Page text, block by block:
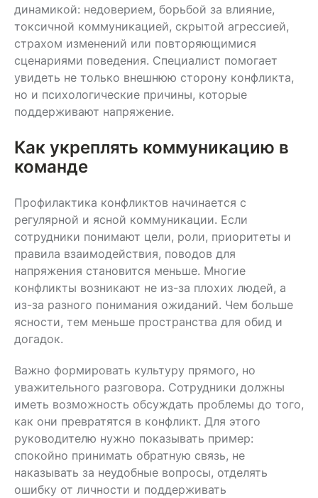
динамикой: недоверием, борьбой за влияние,
токсичной коммуникацией, скрытой агрессией,
страхом изменений или повторяющимися
сценариями поведения. Специалист помогает
увидеть не только внешнюю сторону конфликта,
но и психологические причины, которые
поддерживают напряжение.
Как укреплять коммуникацию в
команде
Профилактика конфликтов начинается с
регулярной и ясной коммуникации. Если
сотрудники понимают цели, роли, приоритеты и
правила взаимодействия, поводов для
напряжения становится меньше. Многие
конфликты возникают не из-за плохих людей, а
из-за разного понимания ожиданий. Чем больше
ясности, тем меньше пространства для обид и
догадок.
Важно формировать культуру прямого, но
уважительного разговора. Сотрудники должны
иметь возможность обсуждать проблемы до того,
как они превратятся в конфликт. Для этого
руководителю нужно показывать пример:
спокойно принимать обратную связь, не
наказывать за неудобные вопросы, отделять
ошибку от личности и поддерживать